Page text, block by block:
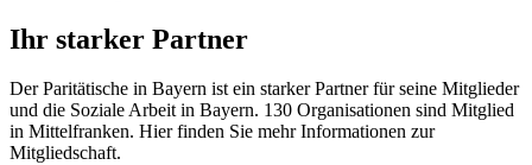
Ihr starker Partner
Der Paritätische in Bayern ist ein starker Partner für seine Mitglieder
und die Soziale Arbeit in Bayern. 130 Organisationen sind Mitglied
in Mittelfranken. Hier finden Sie mehr Informationen zur
Mitgliedschaft.